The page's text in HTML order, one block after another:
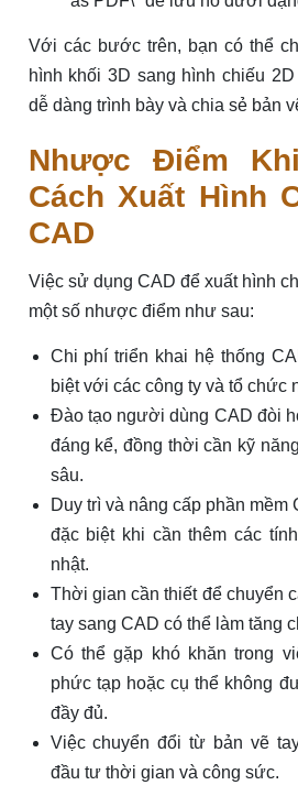
Với các bước trên, bạn có thể
hình khối 3D sang hình chiếu
dễ dàng trình bày và chia sẻ bản
Nhược Điểm
Cách Xuất Hình
CAD
Việc sử dụng CAD để xuất hình
một số nhược điểm như sau:
Chi phí triển khai hệ thống
biệt với các công ty và tổ chức
Đào tạo người dùng CAD đòi
đáng kể, đồng thời cần kỹ
sâu.
Duy trì và nâng cấp phần
đặc biệt khi cần thêm các
nhật.
Thời gian cần thiết để chuyển
tay sang CAD có thể làm tăng
Có thể gặp khó khăn trong
phức tạp hoặc cụ thể không
đầy đủ.
Việc chuyển đổi từ bản vẽ
đầu tư thời gian và công sức.